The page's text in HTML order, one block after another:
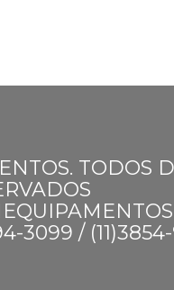
TODOS
3099 /